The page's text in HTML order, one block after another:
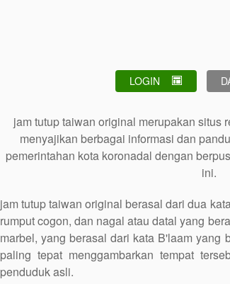
LOGIN
jam tutup taiwan original merupakan situs
menyajikan berbagai informasi dan
pemerintahan kota koronadal dengan
ini.
jam tutup taiwan original berasal dari dua
rumput cogon, dan nagal atau datal yang
marbel, yang berasal dari kata B'laam yang
paling tepat menggambarkan tempat
penduduk asli.